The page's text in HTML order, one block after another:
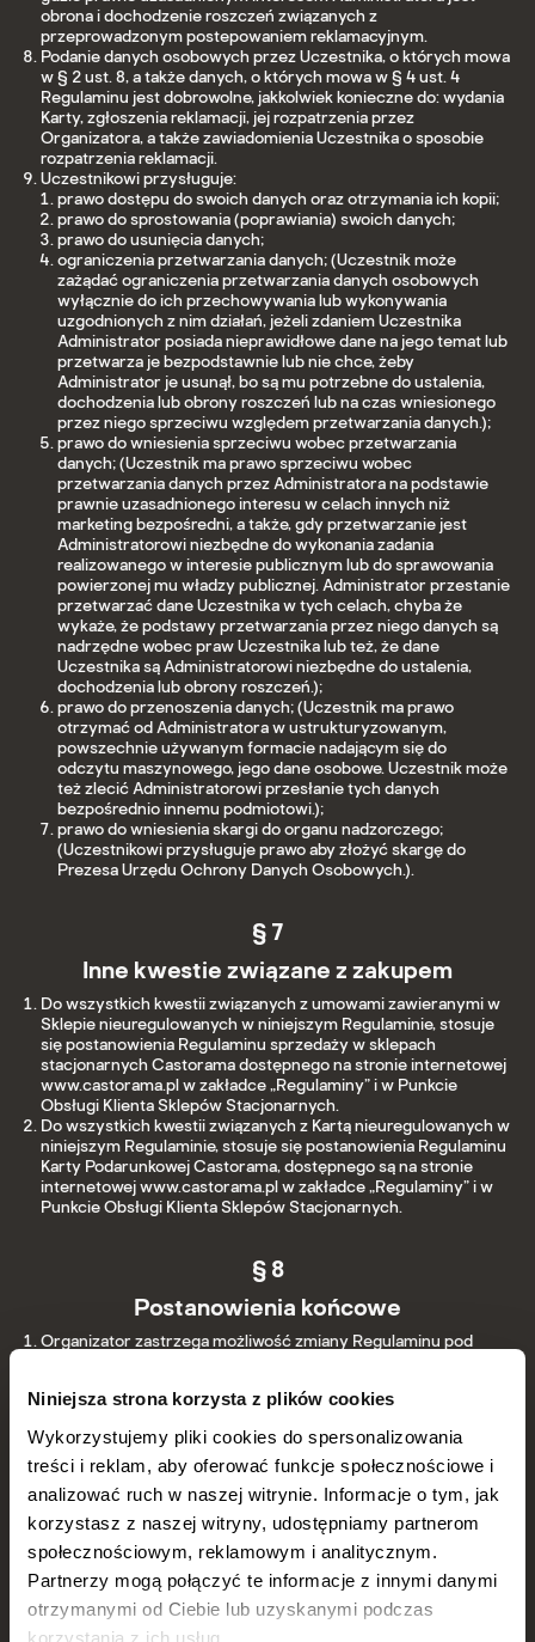
Niniejsza strona korzysta z plików cookies
Wykorzystujemy pliki cookies do spersonalizowania
treści i reklam, aby oferować funkcje społecznościowe i
analizować ruch w naszej witrynie. Informacje o tym, jak
korzystasz z naszej witryny, udostępniamy partnerom
społecznościowym, reklamowym i analitycznym.
Partnerzy mogą połączyć te informacje z innymi danymi
otrzymanymi od Ciebie lub uzyskanymi podczas
korzystania z ich usług.
obrona i dochodzenie roszczeń związanych z
przeprowadzonym postepowaniem reklamacyjnym.
Podanie danych osobowych przez Uczestnika, o których mowa
w § 2 ust. 8, a także danych, o których mowa w § 4 ust. 4
Regulaminu jest dobrowolne, jakkolwiek konieczne do: wydania
Karty, zgłoszenia reklamacji, jej rozpatrzenia przez
Organizatora, a także zawiadomienia Uczestnika o sposobie
rozpatrzenia reklamacji.
Uczestnikowi przysługuje:
prawo dostępu do swoich danych oraz otrzymania ich kopii;
prawo do sprostowania (poprawiania) swoich danych;
prawo do usunięcia danych;
ograniczenia przetwarzania danych; (Uczestnik może
zażądać ograniczenia przetwarzania danych osobowych
wyłącznie do ich przechowywania lub wykonywania
uzgodnionych z nim działań, jeżeli zdaniem Uczestnika
Administrator posiada nieprawidłowe dane na jego temat lub
przetwarza je bezpodstawnie lub nie chce, żeby
Administrator je usunął, bo są mu potrzebne do ustalenia,
dochodzenia lub obrony roszczeń lub na czas wniesionego
przez niego sprzeciwu względem przetwarzania danych.);
prawo do wniesienia sprzeciwu wobec przetwarzania
danych; (Uczestnik ma prawo sprzeciwu wobec
przetwarzania danych przez Administratora na podstawie
prawnie uzasadnionego interesu w celach innych niż
marketing bezpośredni, a także, gdy przetwarzanie jest
Administratorowi niezbędne do wykonania zadania
realizowanego w interesie publicznym lub do sprawowania
powierzonej mu władzy publicznej. Administrator przestanie
przetwarzać dane Uczestnika w tych celach, chyba że
wykaże, że podstawy przetwarzania przez niego danych są
nadrzędne wobec praw Uczestnika lub też, że dane
Uczestnika są Administratorowi niezbędne do ustalenia,
dochodzenia lub obrony roszczeń.);
prawo do przenoszenia danych; (Uczestnik ma prawo
otrzymać od Administratora w ustrukturyzowanym,
powszechnie używanym formacie nadającym się do
odczytu maszynowego, jego dane osobowe. Uczestnik może
też zlecić Administratorowi przesłanie tych danych
bezpośrednio innemu podmiotowi.);
prawo do wniesienia skargi do organu nadzorczego;
(Uczestnikowi przysługuje prawo aby złożyć skargę do
Prezesa Urzędu Ochrony Danych Osobowych.).
§ 7
Inne kwestie związane z zakupem
Do wszystkich kwestii związanych z umowami zawieranymi w
Sklepie nieuregulowanych w niniejszym Regulaminie, stosuje
się postanowienia Regulaminu sprzedaży w sklepach
stacjonarnych Castorama dostępnego na stronie internetowej
www.castorama.pl w zakładce „Regulaminy” i w Punkcie
Obsługi Klienta Sklepów Stacjonarnych.
Do wszystkich kwestii związanych z Kartą nieuregulowanych w
niniejszym Regulaminie, stosuje się postanowienia Regulaminu
Karty Podarunkowej Castorama, dostępnego są na stronie
internetowej www.castorama.pl w zakładce „Regulaminy” i w
Punkcie Obsługi Klienta Sklepów Stacjonarnych.
§ 8
Postanowienia końcowe
Organizator zastrzega możliwość zmiany Regulaminu pod
W sprawach nieuregulowanych niniejszym Regulaminem
prawa, a w szczególności Kodeks Cywilny.
Do rozstrzygania wszelkich sporów, wszczętych z inicjatywy
Klienta, a wynikłych ze stosowania niniejszego Regulaminu,
właściwy jest sąd miejsca siedziby Organizatora lub miejsca
zakupu (wykonania umowy) produktu objętego Akcją. W
przypadku sporu wynikłego z inicjatywy Organizatora
przeciwko Klientowi, właściwy jest wyłącznie sąd według
miejsca zamieszkania Klienta.
Niniejszy Regulamin jest dostępny na www.castorama.pl,
https://castopro.castorama.pl/pl/home.